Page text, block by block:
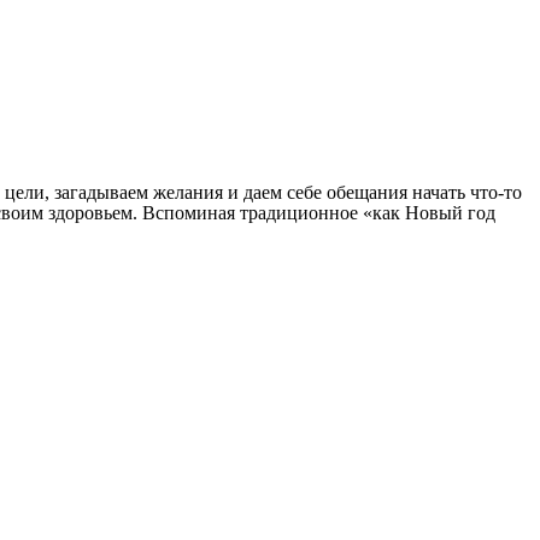
загадываем желания и даем себе обещания начать что-то
здоровьем. Вспоминая традиционное «как Новый год